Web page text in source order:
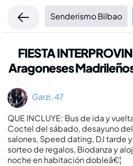
Senderismo Bilbao
FIESTA
Aragoneses
Garzi, 47
QUE INCLUYE: Bus de ida y
Coctel del sábado, desayuno
salones, Speed dating, DJ tarde
sorteo de regalos, Biodanza y
noche en habitación dobleâ€¦